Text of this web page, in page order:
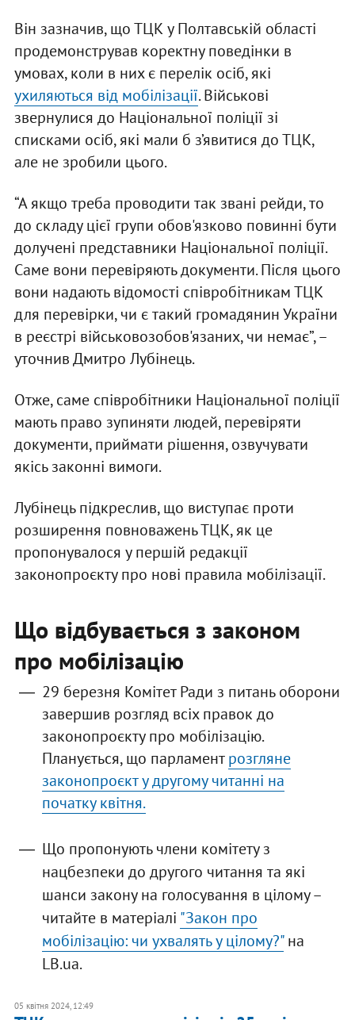
Він зазначив, що ТЦК у Полтавській області
продемонстрував коректну поведінки в
умовах, коли в них є перелік осіб, які
ухиляються від мобілізації. Військові
звернулися до Національної поліції зі
списками осіб, які мали б з’явитися до ТЦК,
але не зробили цього.
“А якщо треба проводити так звані рейди, то
до складу цієї групи обов'язково повинні бути
долучені представники Національної поліції.
Саме вони перевіряють документи. Після цього
вони надають відомості співробітникам ТЦК
для перевірки, чи є такий громадянин України
в реєстрі військовозобов'язаних, чи немає”, –
уточнив Дмитро Лубінець.
Отже, саме співробітники Національної поліції
мають право зупиняти людей, перевіряти
документи, приймати рішення, озвучувати
якісь законні вимоги.
Лубінець підкреслив, що виступає проти
розширення повноважень ТЦК, як це
пропонувалося у першій редакції
законопроєкту про нові правила мобілізації.
Що відбувається з законом
про мобілізацію
29 березня Комітет Ради з питань оборони
завершив розгляд всіх правок до
законопроєкту про мобілізацію.
Планується, що парламентрозгляне
законопроєкт у другому читанні на
початку квітня.
Що пропонують члени комітету з
нацбезпеки до другого читання та які
шанси закону на голосування в цілому –
читайте в матеріалі "Закон про
мобілізацію: чи ухвалять у цілому?"на
LB.ua.
05 квітня 2024, 12:49